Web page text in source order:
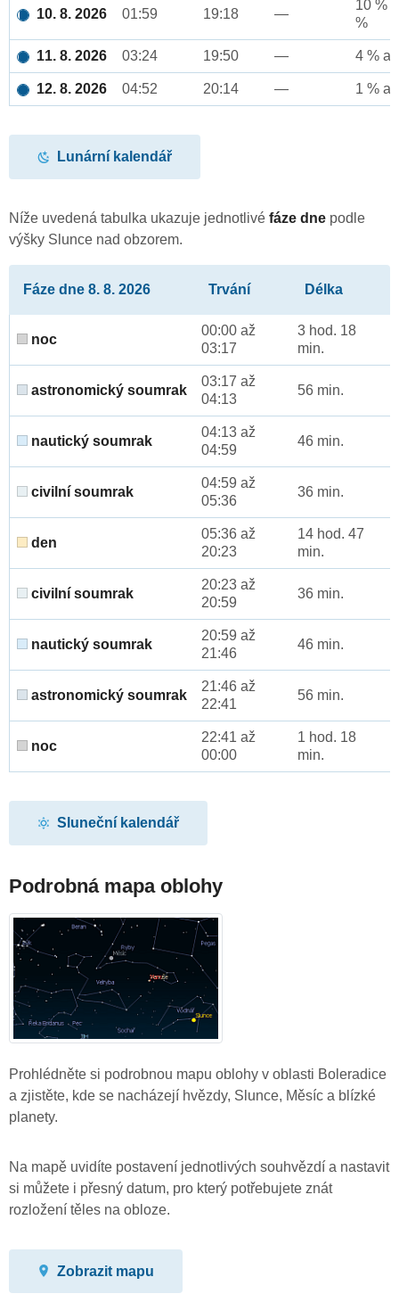
10. 8. 2026 01:59 19:18 —
10 %
%
11. 8. 2026 03:24 19:50 — 4 %
12. 8. 2026 04:52 20:14 — 1 %
Lunární kalendář
Níže uvedená tabulka ukazuje jednotlivé fáze dne podle
výšky Slunce nad obzorem.
Fáze dne 8. 8. 2026 Trvání Délka
noc
00:00 až
03:17
3 hod. 18
min.
astronomický soumrak
03:17 až
04:13
56 min.
nautický soumrak
04:13 až
04:59
46 min.
civilní soumrak
04:59 až
05:36
36 min.
den
05:36 až
20:23
14 hod. 47
min.
civilní soumrak
20:23 až
20:59
36 min.
nautický soumrak
20:59 až
21:46
46 min.
astronomický soumrak
21:46 až
22:41
56 min.
noc
22:41 až
00:00
1 hod. 18
min.
Sluneční kalendář
Podrobná mapa oblohy
Prohlédněte si podrobnou mapu oblohy v oblasti Boleradice
a zjistěte, kde se nacházejí hvězdy, Slunce, Měsíc a blízké
planety.
Na mapě uvidíte postavení jednotlivých souhvězdí a nastavit
si můžete i přesný datum, pro který potřebujete znát
rozložení těles na obloze.
Zobrazit mapu